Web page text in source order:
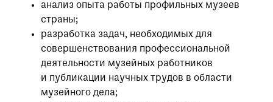
анализ опыта работы профильных музеев
страны;
разработка задач, необходимых для
совершенствования профессиональной
деятельности музейных работников
и публикации научных трудов в области
музейного дела;